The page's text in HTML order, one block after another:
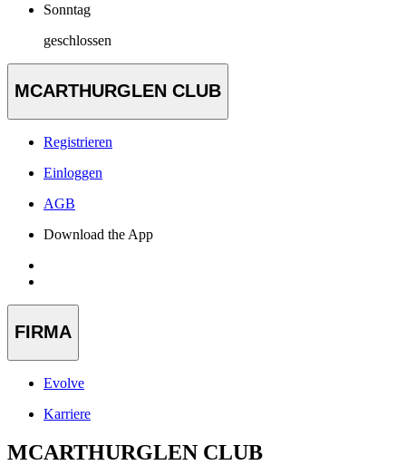
Sonntag
geschlossen
MCARTHURGLEN CLUB
Registrieren
Einloggen
AGB
Download the App
FIRMA
Evolve
Karriere
MCARTHURGLEN CLUB